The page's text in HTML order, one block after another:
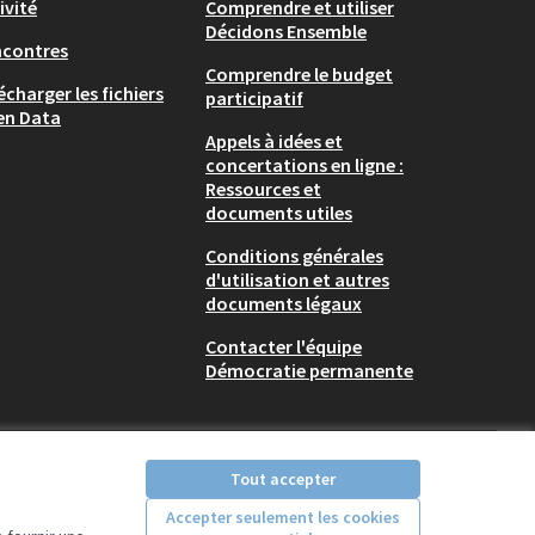
Tout accepter
Accepter seulement les cookies
les fichiers
Data
Comprendre et utiliser
Décidons Ensemble
Comprendre le budget
participatif
Appels à idées et
concertations en ligne :
Ressources et
documents utiles
Conditions générales
d'utilisation et autres
documents légaux
Contacter l'équipe
Démocratie permanente